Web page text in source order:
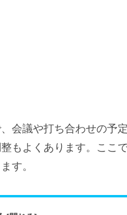
会議や打ち合わせの予
もよくあります。ここ
す。